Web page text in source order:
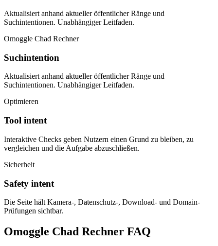
Aktualisiert anhand aktueller öffentlicher Ränge und
Suchintentionen. Unabhängiger Leitfaden.
Omoggle Chad Rechner
Suchintention
Aktualisiert anhand aktueller öffentlicher Ränge und
Suchintentionen. Unabhängiger Leitfaden.
Optimieren
Tool intent
Interaktive Checks geben Nutzern einen Grund zu bleiben, zu
vergleichen und die Aufgabe abzuschließen.
Sicherheit
Safety intent
Die Seite hält Kamera-, Datenschutz-, Download- und Domain-
Prüfungen sichtbar.
Omoggle Chad Rechner FAQ